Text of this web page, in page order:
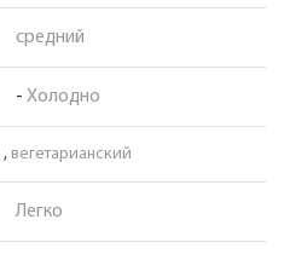
средний
- Холодно
, вегетарианский
Легко